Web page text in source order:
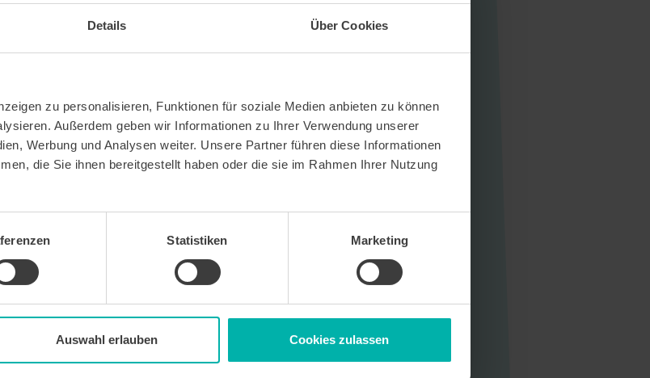
Details Über Cookies
zu personalisieren, Funktionen für soziale Medien anbieten zu können
Außerdem geben wir Informationen zu Ihrer Verwendung unserer
Werbung und Analysen weiter. Unsere Partner führen diese Informationen
die Sie ihnen bereitgestellt haben oder die sie im Rahmen Ihrer Nutzung
Statistiken Marketing
Auswahl erlauben Cookies zulassen
WirtschaftsKRAFT der INFO -
Newsletters besser auf meine
zu, hierfür mein
zu erfassen und auszuwerten.
Produkten und
enthaltenen Abmeldelink oder
Informationen zum
Software Cleverreach
WirtschaftsKRAFT Sitemap